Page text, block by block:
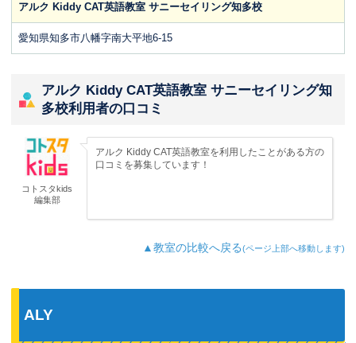
アルク Kiddy CAT英語教室 サニーセイリング知多校
愛知県知多市八幡字南大平地6-15
アルク Kiddy CAT英語教室 サニーセイリング知
多校利用者の口コミ
コトスタkids
編集部
アルク Kiddy CAT英語教室を利用したことがある方の
口コミを募集しています！
▲教室の比較へ戻る(ページ上部へ移動します)
ALY